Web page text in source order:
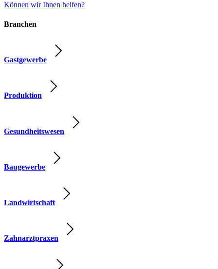
Können wir Ihnen helfen?
Branchen
Gastgewerbe
Produktion
Gesundheitswesen
Baugewerbe
Landwirtschaft
Zahnarztpraxen